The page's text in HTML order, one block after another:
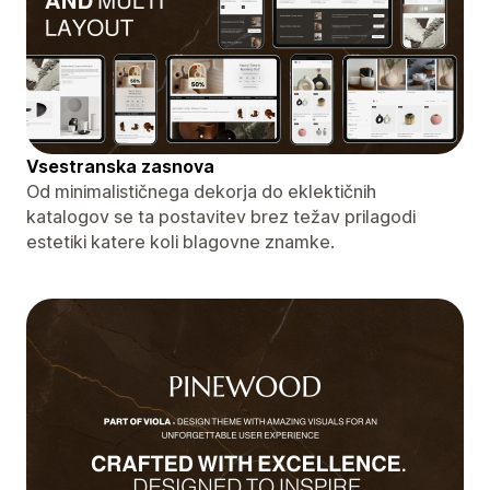
Vsestranska zasnova
Od minimalističnega dekorja do eklektičnih
katalogov se ta postavitev brez težav prilagodi
estetiki katere koli blagovne znamke.